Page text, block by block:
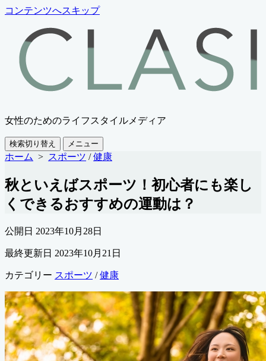
コンテンツへスキップ
女性のためのライフスタイルメディア
検索切り替え メニュー
ホーム > スポーツ /健康
秋といえばスポーツ！初心者にも楽し
くできるおすすめの運動は？
公開日 2023年10月28日
最終更新日 2023年10月21日
カテゴリー スポーツ /健康